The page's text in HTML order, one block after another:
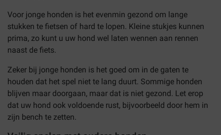
Voor jonge honden is het evenmin gezond om lange
stukken te fietsen of hard te lopen. Kleine stukjes kunnen
prima, zo kunt u uw hond wel laten wennen aan rennen
naast de fiets.
Zeker bij jonge honden is het goed om in de gaten te
houden dat het spel niet te lang duurt. Sommige honden
blijven maar doorgaan, maar dat is niet gezond. Let erop
dat uw hond ook voldoende rust, bijvoorbeeld door hem in
zijn bench te zetten.